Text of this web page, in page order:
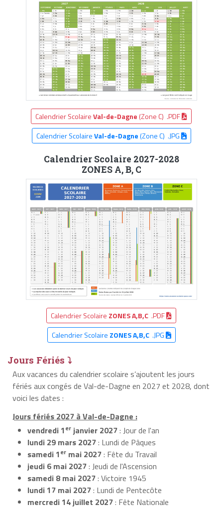
Calendrier ScolaireVal-de-Dagne (Zone C) .PDF
Calendrier ScolaireVal-de-Dagne(Zone C) .JPG
Calendrier Scolaire 2027-2028
ZONES A, B, C
Calendrier Scolaire ZONES A,B,C .PDF
Calendrier Scolaire ZONES A,B,C.JPG
Jours Fériés ⤵
Aux vacances du calendrier scolaire s’ajoutent les jours
fériés aux congés de Val-de-Dagne en 2027 et 2028, dont
voici les dates :
Jours fériés 2027 à Val-de-Dagne :
vendredi 1er janvier 2027: Jour de l'an
lundi 29 mars 2027: Lundi de Pâques
samedi 1er mai 2027: Fête du Travail
jeudi 6 mai 2027: Jeudi de l'Ascension
samedi 8 mai 2027: Victoire 1945
lundi 17 mai 2027: Lundi de Pentecôte
mercredi 14 juillet 2027: Fête Nationale